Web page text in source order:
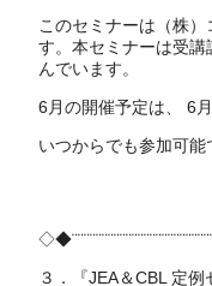
このセミナーは（株
す。本セミナーは受
んでいます。
6月の開催予定は、 6
いつからでも参加可能
３．『JEA＆CBL 定